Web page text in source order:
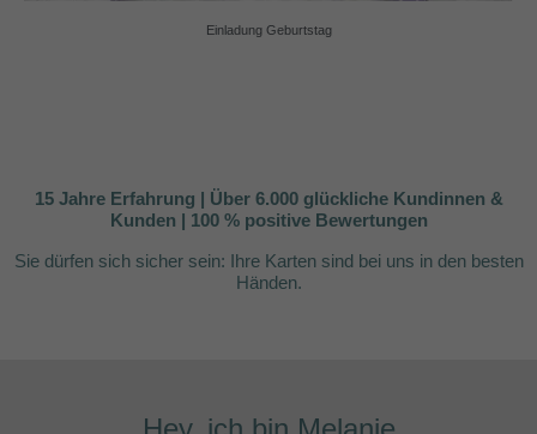
Einladung Geburtstag
15 Jahre Erfahrung | Über 6.000 glückliche Kundinnen &
Kunden | 100 % positive Bewertungen
Sie dürfen sich sicher sein: Ihre Karten sind bei uns in den besten
Händen.